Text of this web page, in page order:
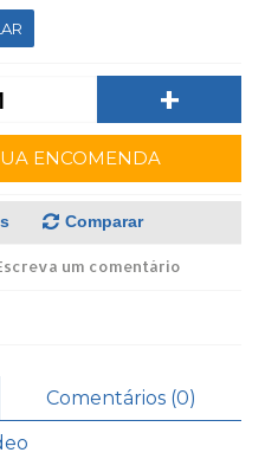
+
ENCOMENDA
Comparar
um comentário
Comentários (0)